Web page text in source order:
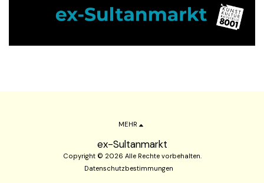
ex-Sultanmarkt
Copyright © 2026 Alle Rechte vorbehalten.
Datenschutzbestimmungen
MEHR